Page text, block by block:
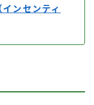
ンセンティ